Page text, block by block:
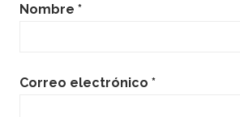
Nombre *
Correo electrónico *